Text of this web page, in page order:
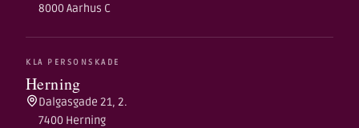
8000 Aarhus C
KLA PERSONSKADE
Herning
Dalgasgade 21, 2.
7400 Herning